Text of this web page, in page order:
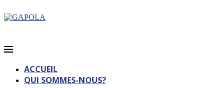
ACCUEIL
QUI SOMMES-NOUS?